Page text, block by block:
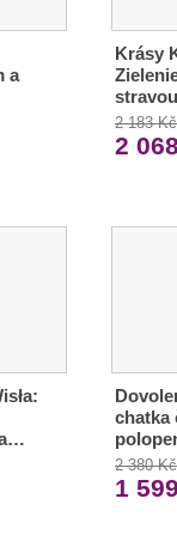
a
Krásy
stravou
2 183 Kč
2 068
chatka
2 380 Kč
1 599